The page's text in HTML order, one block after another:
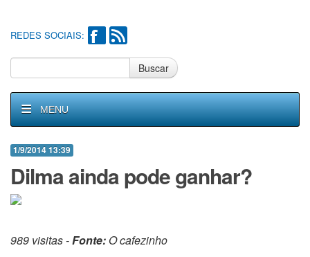
REDES SOCIAIS:
Buscar
MENU
1/9/2014 13:39
Dilma ainda pode ganhar?
989 visitas -Fonte: O cafezinho